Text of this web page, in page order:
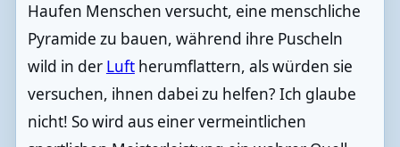
Haufen Menschen versucht, eine menschliche
Pyramide zu bauen, während ihre Puscheln
wild in der Luftherumflattern, als würden sie
versuchen, ihnen dabei zu helfen? Ich glaube
nicht! So wird aus einer vermeintlichen